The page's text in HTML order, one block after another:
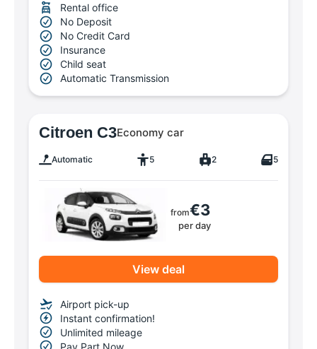
Rental office
No Deposit
No Credit Card
Insurance
Child seat
Automatic Transmission
Citroen C3Economy car
Automatic 5 2 5
from€3
per day
View deal
Airport pick-up
Instant confirmation!
Unlimited mileage
Pay Part Now